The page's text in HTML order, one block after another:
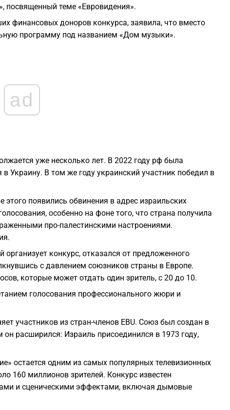
посвященный теме «Евровидения».
финансовых доноров конкурса, заявила, что вместо
программу под названием «Дом музыки».
ad
уже несколько лет. В 2022 году рф была
Украину. В том же году украинский участник победил в
этого появились обвинения в адрес израильских
особенно на фоне того, что страна получила
про-палестинскими настроениями.
конкурс, отказался от предложенного
с давлением союзников страны в Европе.
которые может отдать один зритель, с 20 до 10.
голосования профессионального жюри и
участников из стран-членов EBU. Союз был создан в
расширился: Израиль присоединился в 1973 году,
остается одним из самых популярных телевизионных
160 миллионов зрителей. Конкурс известен
и сценическими эффектами, включая дымовые